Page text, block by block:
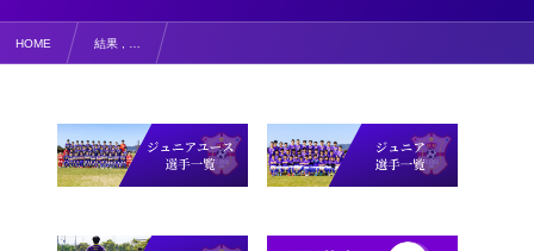
HOME 結果 , …